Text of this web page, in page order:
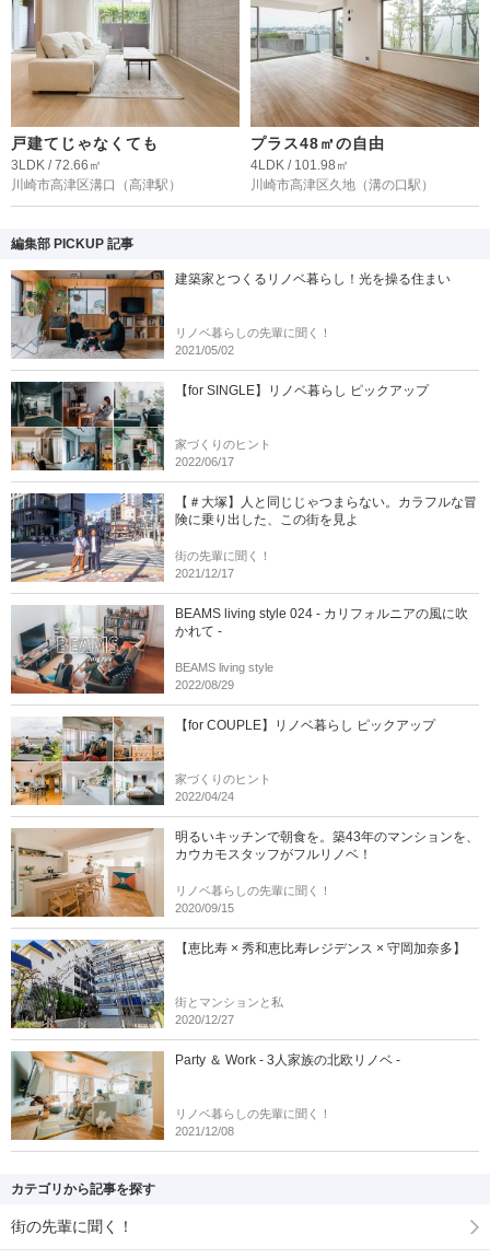
戸建てじゃなくても
3LDK / 72.66㎡
川崎市高津区溝口
（高津駅）
プラス48㎡の自由
4LDK / 101.98㎡
川崎市高津区久地 （溝の口駅）
編集部 PICKUP 記事
建築家とつくるリノベ暮らし！光を操る住まい
リノベ暮らしの先輩に聞く！
2021/05/02
【for SINGLE】リノベ暮らし ピックアップ
家づくりのヒント
2022/06/17
【＃大塚】人と同じじゃつまらない。カラフルな冒
険に乗り出した、この街を見よ
街の先輩に聞く！
2021/12/17
BEAMS living style 024 - カリフォルニアの風に吹
かれて -
BEAMS living style
2022/08/29
【for COUPLE】リノベ暮らし ピックアップ
家づくりのヒント
2022/04/24
明るいキッチンで朝食を。築43年のマンションを、
カウカモスタッフがフルリノベ！
リノベ暮らしの先輩に聞く！
2020/09/15
【恵比寿 × 秀和恵比寿レジデンス × 守岡加奈多】
街とマンションと私
2020/12/27
Party ＆ Work - 3人家族の北欧リノベ -
リノベ暮らしの先輩に聞く！
2021/12/08
カテゴリから記事を探す
街の先輩に聞く！